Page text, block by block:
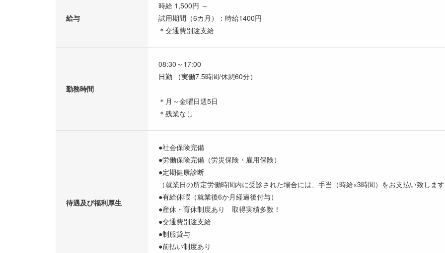
給与
時給 1,500円 ～
試用期間（6カ月）：時給1400円
＊交通費別途支給
勤務時間
08:30～17:00
日勤 （実働7.5時間/休憩60分）
＊月～金曜日週5日
＊残業なし
待遇及び福利厚生
●社会保険完備
●労働保険完備（労災保険・雇用保険）
●定期健康診断
（就業日の所定労働時間内に受診された場合には、手当（時給×3時間）をお支払い致しま
●有給休暇（就業後6か月経過後付与）
●産休・育休制度あり 取得実績多数！
●交通費別途支給
●制服貸与
●前払い制度あり